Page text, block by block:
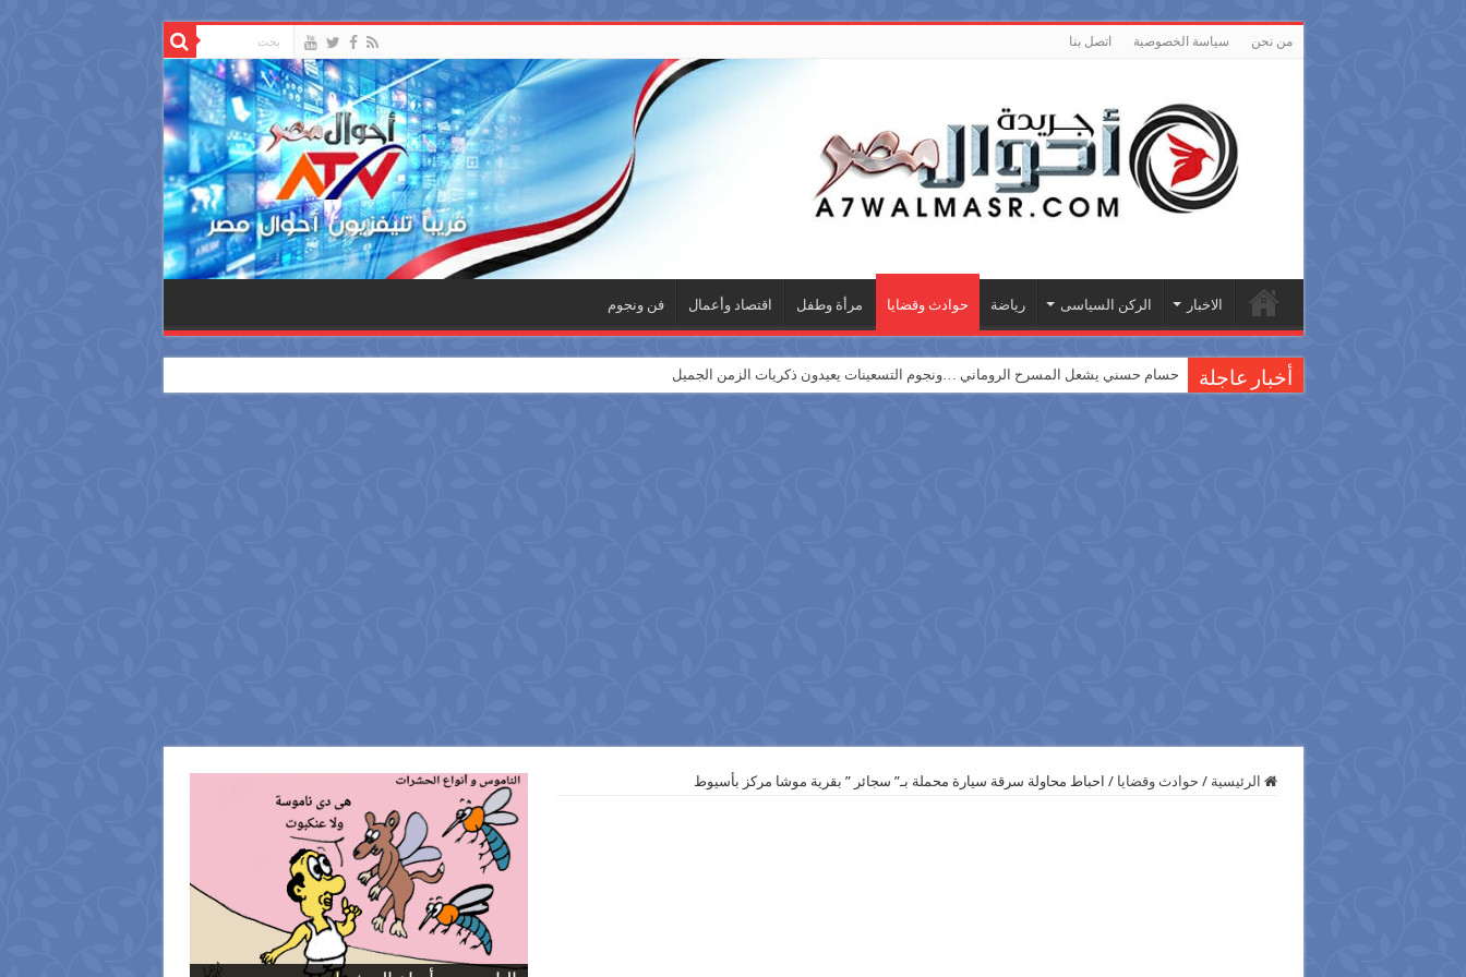
من نحن سياسة الخصوصية اتصل بنا
الاخبار الركن السياسى رياضة حوادث وقضايا مرأة وطفل اقتصاد وأعمال فن ونجوم
أخبار عاجلة حسام حسني يشعل المسرح الروماني …ونجوم التسعينات يعيدون ذكريات الزمن الجميل
الرئيسية / حوادث وقضايا / احباط محاولة سرقة سيارة محملة بـ” سجائر ” بقرية موشا مركز بأسيوط